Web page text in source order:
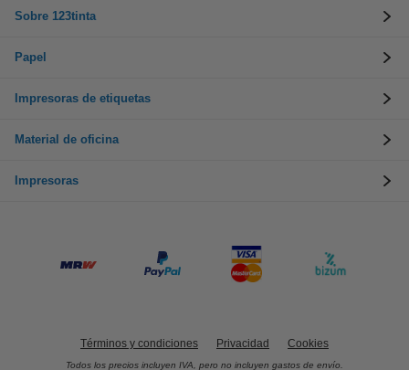
Sobre 123tinta
Papel
Impresoras de etiquetas
Material de oficina
Impresoras
Términos y condiciones Privacidad Cookies
Todos los precios incluyen IVA, pero no incluyen gastos de envío.